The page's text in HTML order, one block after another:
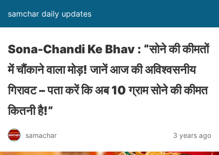
samchar daily updates
Sona-Chandi Ke Bhav : “सोने की कीमतों
में चौंकाने वाला मोड़! जानें आज की अविश्वसनीय
गिरावट – पता करें कि अब 10 ग्राम सोने की कीमत
कितनी है!”
samachar 3 years ago